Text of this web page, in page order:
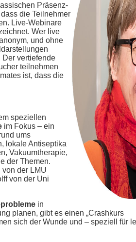
Präsenz-
die Teilnehmer
Live-Webinare
Wer live
und ohne
Der vertiefende
teilnehmen
ist, dass die
speziellen
im Fokus – ein
ums
lokale Antiseptika
Vakuumtherapie,
der Themen.
von der LMU
von der Uni
in
planen, gibt es einen „Crashkurs
sich der Wunde und – speziell für